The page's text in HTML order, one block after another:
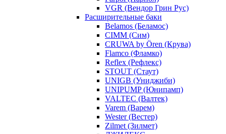
VGR (Вендор Грин Рус)
Расширительные баки
Belamos (Беламос)
CIMM (Сим)
CRUWA by Ören (Крува)
Flamco (Фламко)
Reflex (Рефлекс)
STOUT (Стаут)
UNIGB (Униджиби)
UNIPUMP (Юнипамп)
VALTEC (Валтек)
Varem (Варем)
Wester (Вестер)
Zilmet (Зилмет)